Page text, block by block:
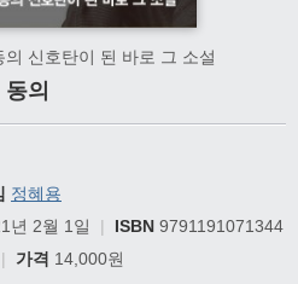
신호탄이 된 바로 그 소설
동의
정혜용
년 2월 1일 | ISBN 9791191071344
| 가격 14,000원